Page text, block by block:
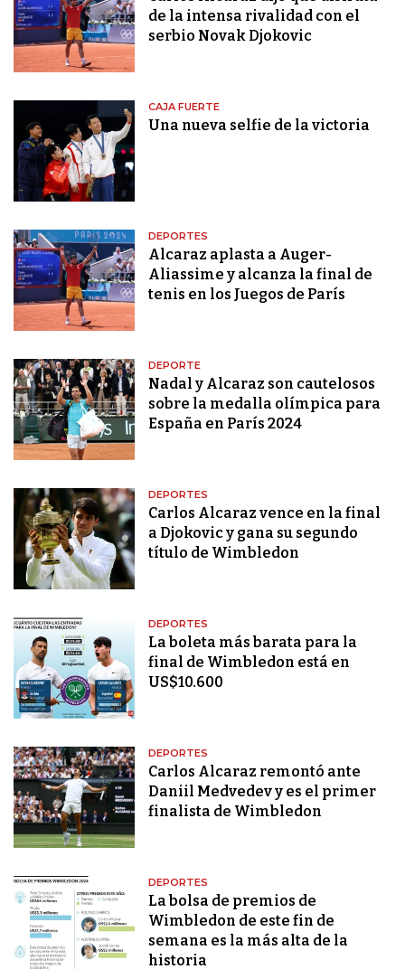
de la intensa rivalidad con el
serbio Novak Djokovic
CAJA FUERTE
Una nueva selfie de la victoria
DEPORTES
Alcaraz aplasta a Auger-
Aliassime y alcanza la final de
tenis en los Juegos de París
DEPORTE
Nadal y Alcaraz son cautelosos
sobre la medalla olímpica para
España en París 2024
DEPORTES
Carlos Alcaraz vence en la final
a Djokovic y gana su segundo
título de Wimbledon
DEPORTES
La boleta más barata para la
final de Wimbledon está en
US$10.600
DEPORTES
Carlos Alcaraz remontó ante
Daniil Medvedev y es el primer
finalista de Wimbledon
DEPORTES
La bolsa de premios de
Wimbledon de este fin de
semana es la más alta de la
historia